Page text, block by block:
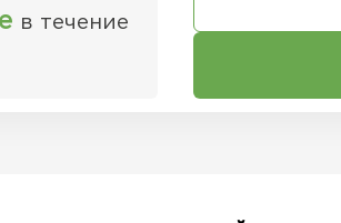
в течение